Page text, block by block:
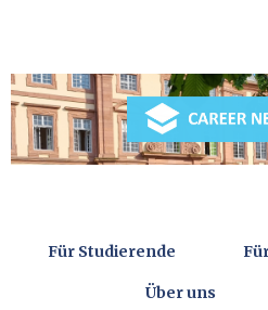
Für Studierende
Über uns